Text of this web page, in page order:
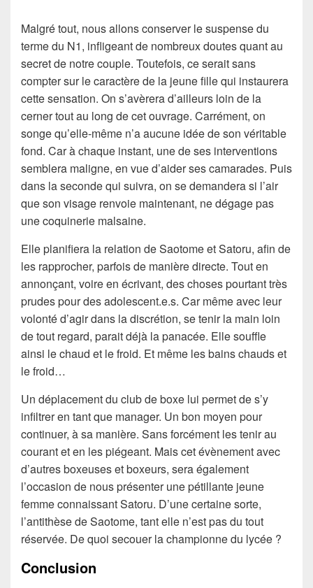
Malgré tout, nous allons conserver le suspense du
terme du N1, infligeant de nombreux doutes quant au
secret de notre couple. Toutefois, ce serait sans
compter sur le caractère de la jeune fille qui instaurera
cette sensation. On s’avèrera d’ailleurs loin de la
cerner tout au long de cet ouvrage. Carrément, on
songe qu’elle-même n’a aucune idée de son véritable
fond. Car à chaque instant, une de ses interventions
semblera maligne, en vue d’aider ses camarades. Puis
dans la seconde qui suivra, on se demandera si l’air
que son visage renvoie maintenant, ne dégage pas
une coquinerie malsaine.
Elle planifiera la relation de Saotome et Satoru, afin de
les rapprocher, parfois de manière directe. Tout en
annonçant, voire en écrivant, des choses pourtant très
prudes pour des adolescent.e.s. Car même avec leur
volonté d’agir dans la discrétion, se tenir la main loin
de tout regard, parait déjà la panacée. Elle souffle
ainsi le chaud et le froid. Et même les bains chauds et
le froid…
Un déplacement du club de boxe lui permet de s’y
infiltrer en tant que manager. Un bon moyen pour
continuer, à sa manière. Sans forcément les tenir au
courant et en les piégeant. Mais cet évènement avec
d’autres boxeuses et boxeurs, sera également
l’occasion de nous présenter une pétillante jeune
femme connaissant Satoru. D’une certaine sorte,
l’antithèse de Saotome, tant elle n’est pas du tout
réservée. De quoi secouer la championne du lycée ?
Conclusion